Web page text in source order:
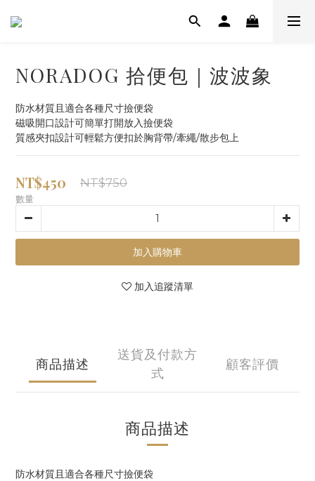
NORADOG 拾便包｜波波象
防水材質且適合各種尺寸撿便袋
磁吸開口設計可簡單打開放入撿便袋
質感夾扣設計可輕鬆方便扣於胸背帶/牽繩/散步包上
NT$450 NT$750
數量
加入購物車
加入追蹤清單
商品描述
送貨及付款方
式
顧客評價
商品描述
防水材質且適合各種尺寸撿便袋